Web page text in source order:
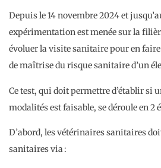
Depuis le 14 novembre 2024 et
expérimentation est menée sur la
évoluer la visite sanitaire pour en
de maîtrise du risque sanitaire d’un
Ce test, qui doit permettre d’établir si
modalités est faisable, se déroule en 2
D’abord, les vétérinaires sanitaires
sanitaires via :